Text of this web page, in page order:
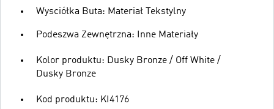
Wysciółka Buta: Materiał Tekstylny
Podeszwa Zewnętrzna: Inne Materiały
Kolor produktu: Dusky Bronze / Off White /
Dusky Bronze
Kod produktu: KI4176